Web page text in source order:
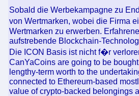
Sobald die Werbekampagne zu
von Wertmarken, wobei die Firma
Wertmarken zu erwerben.
aufstrebende Blockchain-
Die ICON Basis ist nicht f�r
CanYaCoins are going to be
lengthy-term worth to the
connected to Ethereum-based
value of crypto-backed belongings